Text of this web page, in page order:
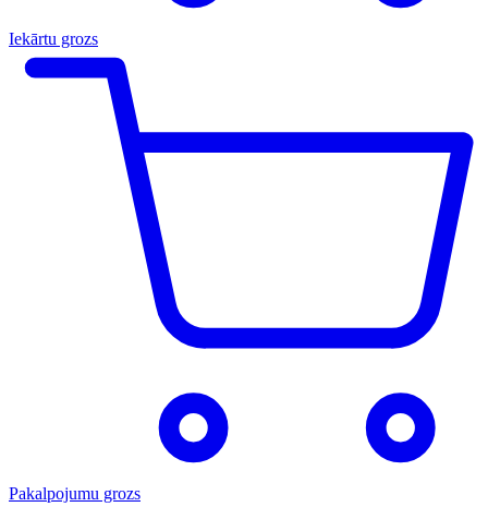
Iekārtu grozs
Pakalpojumu grozs